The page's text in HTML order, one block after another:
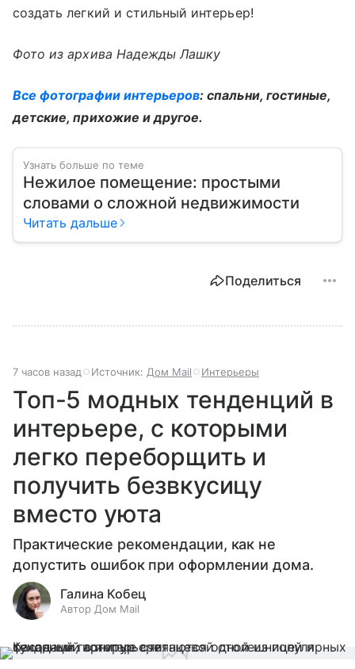
создать легкий и стильный интерьер!
Фото из архива Надежды Лашку
Все фотографии интерьеров: спальни, гостиные,
детские, прихожие и другое.
Узнать больше по теме
Нежилое помещение: простыми
словами о сложной недвижимости
Читать дальше
Поделиться
7 часов назад Источник: Дом Mail Интерьеры
Топ-5 модных тенденций в
интерьере, с которыми
легко переборщить и
получить безвкусицу
вместо уюта
Практические рекомендации, как не
допустить ошибок при оформлении дома.
Галина Кобец
Автор Дом Mail